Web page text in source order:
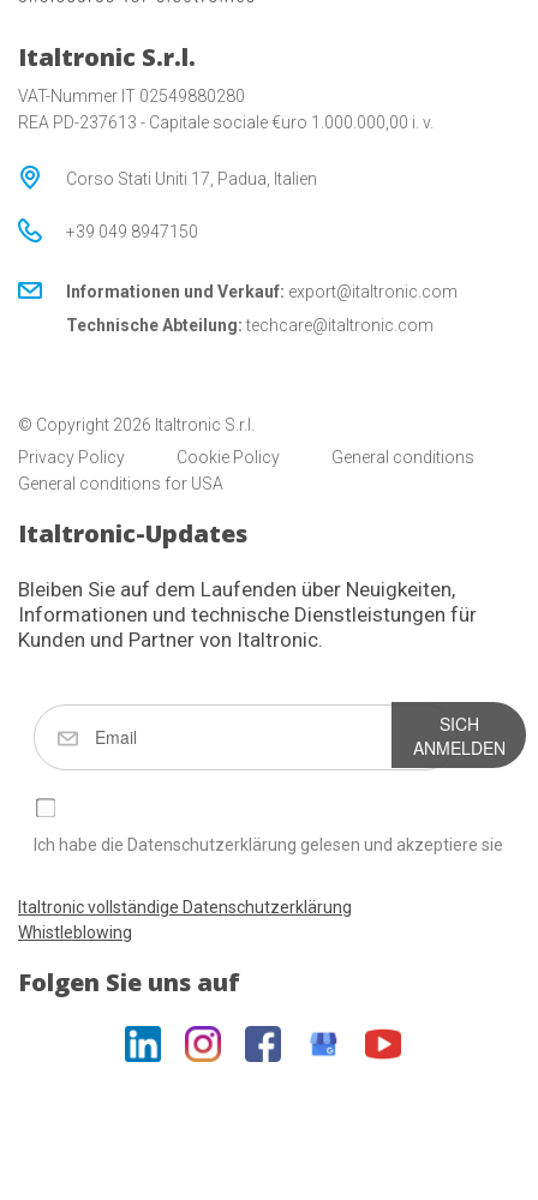
Italtronic S.r.l.
VAT-Nummer IT 02549880280
REA PD-237613 - Capitale sociale €uro 1.000.000,00 i. v.
Corso Stati Uniti 17, Padua, Italien
+39 049 8947150
Informationen und Verkauf: export@italtronic.com
Technische Abteilung: techcare@italtronic.com
© Copyright 2026 Italtronic S.r.l.
Privacy Policy
Cookie Policy
General conditions
General conditions for USA
Italtronic-Updates
Bleiben Sie auf dem Laufenden über Neuigkeiten,
Informationen und technische Dienstleistungen für
Kunden und Partner von Italtronic.
SICH
ANMELDEN
Ich habe die Datenschutzerklärung gelesen und akzeptiere sie
Italtronic vollständige Datenschutzerklärung
Whistleblowing
Folgen Sie uns auf